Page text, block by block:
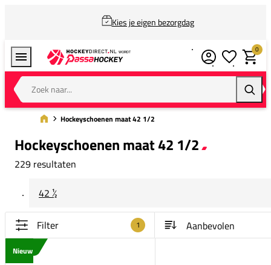
Kies je eigen bezorgdag
Zoek naar...
0
Hockeyschoenen maat 42 1/2
Hockeyschoenen maat 42 1/2
229 resultaten
42 ½
Filter 1
Nieuw